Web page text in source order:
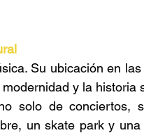
Su ubicación en
y la historia
solo de conciertos,
un skate park y